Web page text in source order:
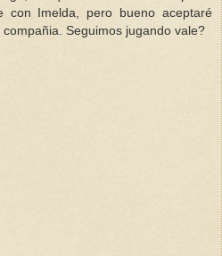
con Imelda, pero bueno aceptaré
Seguimos jugando vale?